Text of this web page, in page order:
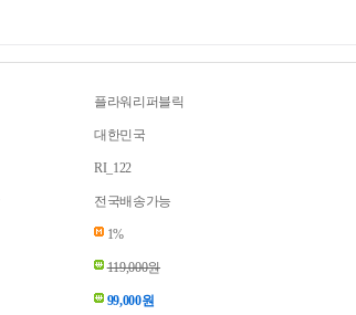
플라워리퍼블릭
대한민국
RI_122
전국배송가능
1%
119,000원
99,000원